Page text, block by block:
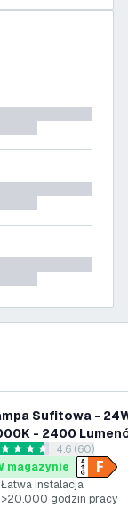
życzeń
Sufitowa -
- 2400
CMotwórz
Gwiazdki oceny
4.6 (60)
magazynie
Łatwa instalacja
>20.000 godzin pracy